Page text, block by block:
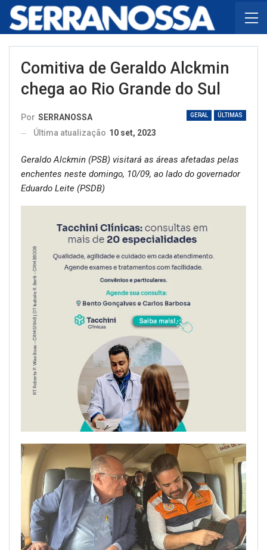
Comitiva de Geraldo Alckmin
chega ao Rio Grande do Sul
GERAL ÚLTIMAS
Por SERRANOSSA
Última atualização 10 set, 2023
Geraldo Alckmin (PSB) visitará as áreas afetadas pelas
enchentes neste domingo, 10/09, ao lado do governador
Eduardo Leite (PSDB)